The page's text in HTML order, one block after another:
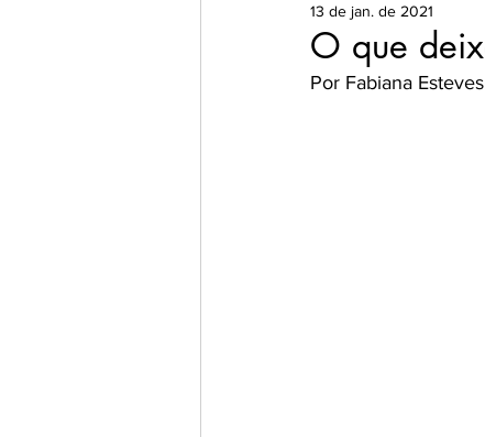
O Universo dos Livros
O que
13 de jan. de 2021
Por Fabiana Esteves